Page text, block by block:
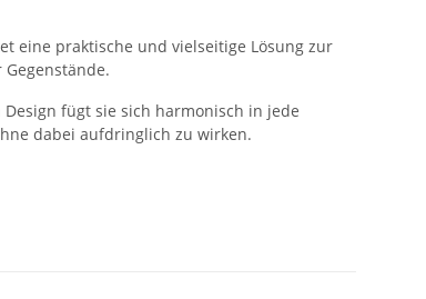
eine praktische und vielseitige Lösung zur
fügt sie sich harmonisch in jede
dabei aufdringlich zu wirken.